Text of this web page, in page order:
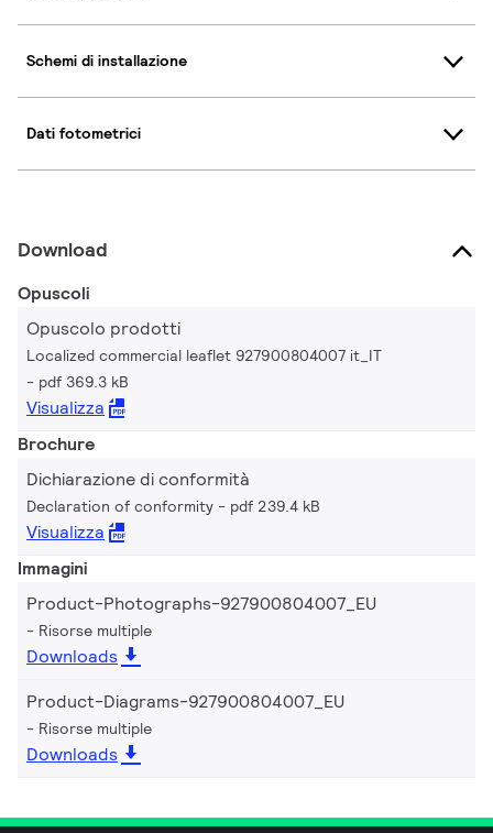
Schemi di installazione
Dati fotometrici
Download
Opuscoli
Opuscolo prodotti
Localized commercial leaflet 927900804007 it_IT
pdf 369.3 kB
Visualizza
Brochure
Dichiarazione di conformità
Declaration of conformity pdf 239.4 kB
Visualizza
Immagini
Product-Photographs-927900804007_EU
Risorse multiple
Downloads
Product-Diagrams-927900804007_EU
Risorse multiple
Downloads